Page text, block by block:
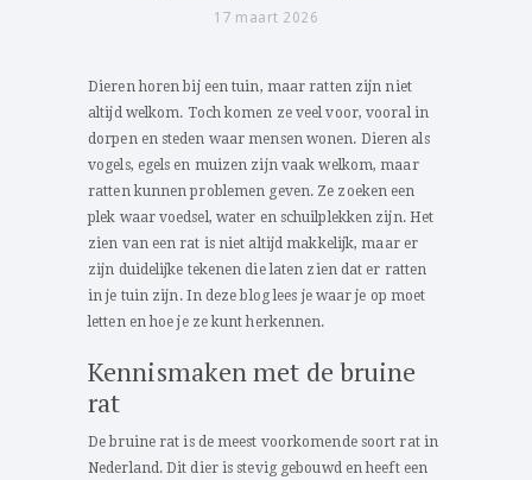
17 maart 2026
Dieren horen bij een tuin, maar ratten zijn niet
altijd welkom. Toch komen ze veel voor, vooral in
dorpen en steden waar mensen wonen. Dieren als
vogels, egels en muizen zijn vaak welkom, maar
ratten kunnen problemen geven. Ze zoeken een
plek waar voedsel, water en schuilplekken zijn. Het
zien van een rat is niet altijd makkelijk, maar er
zijn duidelijke tekenen die laten zien dat er ratten
in je tuin zijn. In deze blog lees je waar je op moet
letten en hoe je ze kunt herkennen.
Kennismaken met de bruine
rat
De bruine rat is de meest voorkomende soort rat in
Nederland. Dit dier is stevig gebouwd en heeft een